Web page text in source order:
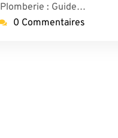
Plomberie : Guide…
0 Commentaires